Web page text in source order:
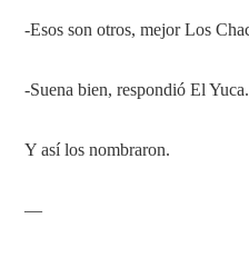
-Esos son otros, mejor Los
-Suena bien, respondió El Yuca.
Y así los nombraron.
—